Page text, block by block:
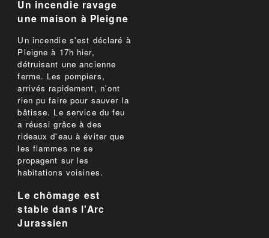
Un incendie ravage
une maison à Pleigne
Un incendie s'est déclaré à
Pleigne à 17h hier,
détruisant une ancienne
ferme. Les pompiers,
arrivés rapidement, n'ont
rien pu faire pour sauver la
bâtisse. Le service du feu
a réussi grâce à des
rideaux d'eau à éviter que
les flammes ne se
propagent sur les
habitations voisines.
Le chômage est
stable dans l'Arc
Jurassien